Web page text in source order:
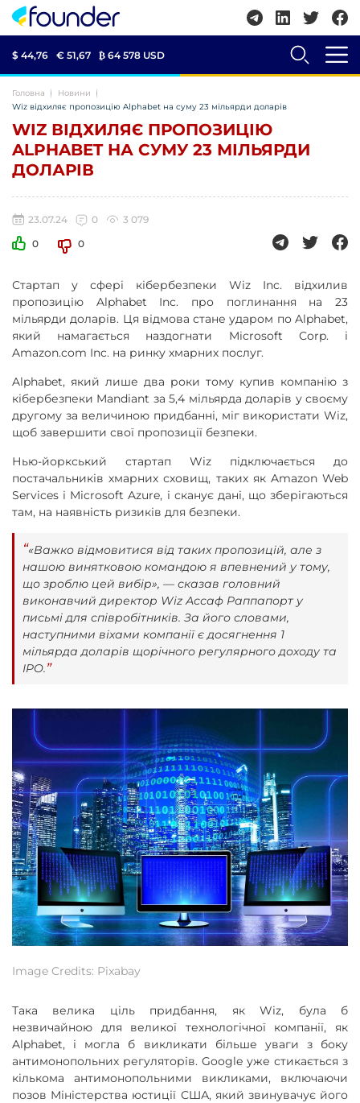
$ 44,76 € 51,67 ₿ 64 578 USD
Головна
Новини
Wiz відхиляє пропозицію Alphabet на суму 23 мільярди доларів
WIZ ВІДХИЛЯЄ ПРОПОЗИЦІЮ
ALPHABET НА СУМУ 23 МІЛЬЯРДИ
ДОЛАРІВ
23.07.24 0
3 079
0
0
Стартап у сфері кібербезпеки Wiz Inc. відхилив
пропозицію Alphabet Inc. про поглинання на 23
мільярди доларів. Ця відмова стане ударом по Alphabet,
який намагається наздогнати Microsoft Corp. і
Amazon.com Inc. на ринку хмарних послуг.
Alphabet, який лише два роки тому купив компанію з
кібербезпеки Mandiant за 5,4 мільярда доларів у своєму
другому за величиною придбанні, міг використати Wiz,
щоб завершити свої пропозиції безпеки.
Нью-йоркський стартап Wiz підключається до
постачальників хмарних сховищ, таких як Amazon Web
Services і Microsoft Azure, і сканує дані, що зберігаються
там, на наявність ризиків для безпеки.
«Важко відмовитися від таких пропозицій, але з
нашою винятковою командою я впевнений у тому,
що зроблю цей вибір», — сказав головний
виконавчий директор Wiz Ассаф Раппапорт у
письмі для співробітників. За його словами,
наступними віхами компанії є досягнення 1
мільярда доларів щорічного регулярного доходу та
IPO.
Image Credits: Pixabay
Така велика ціль придбання, як Wiz, була б
незвичайною для великої технологічної компанії, як
Alphabet, і могла б викликати більше уваги з боку
антимонопольних регуляторів. Google уже стикається з
кількома антимонопольними викликами, включаючи
позов Міністерства юстиції США, який звинувачує його